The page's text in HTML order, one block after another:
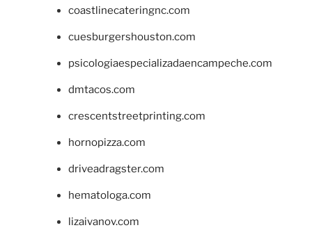
coastlinecateringnc.com
cuesburgershouston.com
psicologiaespecializadaencampeche.com
dmtacos.com
crescentstreetprinting.com
hornopizza.com
driveadragster.com
hematologa.com
lizaivanov.com